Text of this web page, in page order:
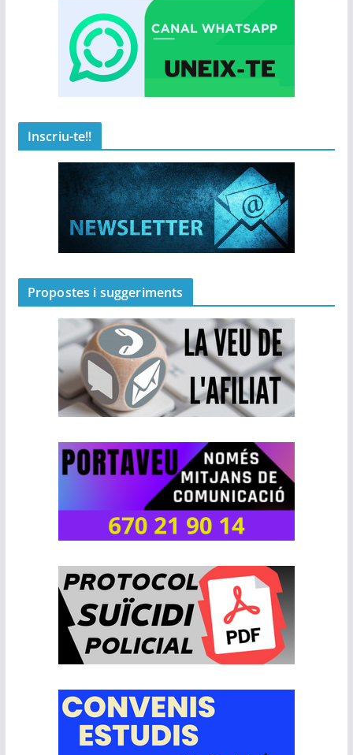
Inscriu-te!!
Propostes i suggeriments